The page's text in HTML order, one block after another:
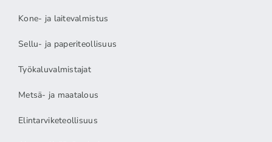
Kone- ja laitevalmistus
Sellu- ja paperiteollisuus
Työkaluvalmistajat
Metsä- ja maatalous
Elintarviketeollisuus